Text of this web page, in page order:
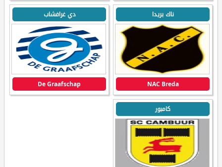
ناك بريدا
NAC Breda
دي غرافشاب
De Graafschap
كامبور